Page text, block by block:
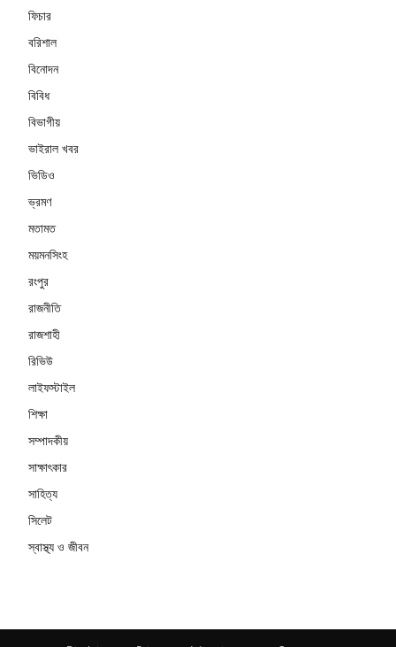
ফিচার
বরিশাল
বিনোদন
বিবিধ
বিভাগীয়
ভাইরাল খবর
ভিডিও
ভ্রমণ
মতামত
ময়মনসিংহ
রংপুর
রাজনীতি
রাজশাহী
রিভিউ
লাইফস্টাইল
শিক্ষা
সম্পাদকীয়
সাক্ষাৎকার
সাহিত্য
সিলেট
স্বাস্থ্য ও জীবন